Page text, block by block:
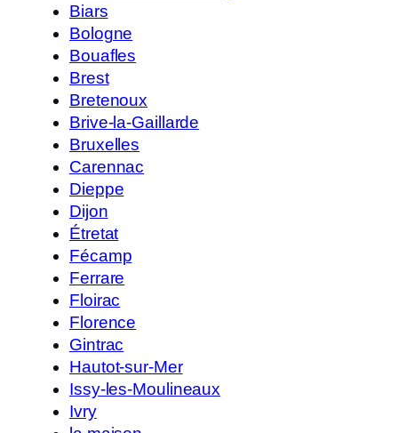
Biars
Bologne
Bouafles
Brest
Bretenoux
Brive-la-Gaillarde
Bruxelles
Carennac
Dieppe
Dijon
Étretat
Fécamp
Ferrare
Floirac
Florence
Gintrac
Hautot-sur-Mer
Issy-les-Moulineaux
Ivry